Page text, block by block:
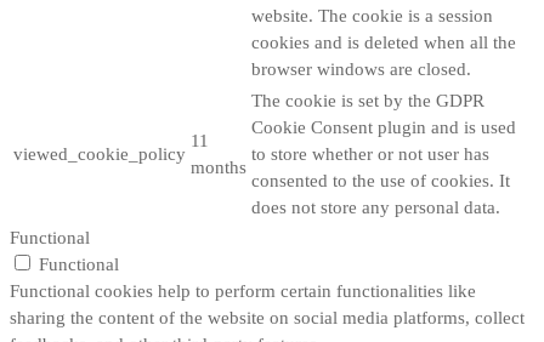
website. The cookie is a session
cookies and is deleted when all the
browser windows are closed.
viewed_cookie_policy
11
months
The cookie is set by the GDPR
Cookie Consent plugin and is used
to store whether or not user has
consented to the use of cookies. It
does not store any personal data.
Functional
Functional
Functional cookies help to perform certain functionalities like
sharing the content of the website on social media platforms, collect